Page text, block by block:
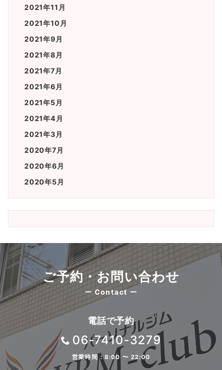
2021年11月
2021年10月
2021年9月
2021年8月
2021年7月
2021年6月
2021年5月
2021年4月
2021年3月
2020年7月
2020年6月
2020年5月
ご予約・お問い合わせ
ー Contact ー
電話で予約
06-7410-3279
営業時間：8:00 〜 22:00